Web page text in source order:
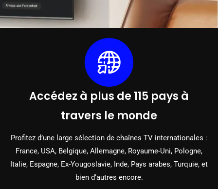
Accédez à plus de 115 pays à
travers le monde
Profitez d’une large sélection de chaînes TV internationales :
France, USA, Belgique, Allemagne, Royaume-Uni, Pologne,
Italie, Espagne, Ex-Yougoslavie, Inde, Pays arabes, Turquie, et
bien d’autres encore.